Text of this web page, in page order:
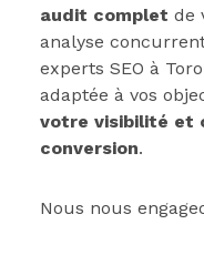
audit complet de
analyse
experts SEO à
adaptée à vos
votre visibilité et
conversion.
Nous nous